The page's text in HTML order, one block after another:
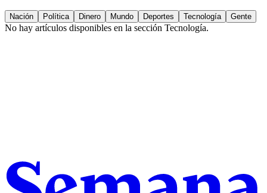
Nación Política Dinero Mundo Deportes Tecnología Gente
No hay artículos disponibles en la sección Tecnología.